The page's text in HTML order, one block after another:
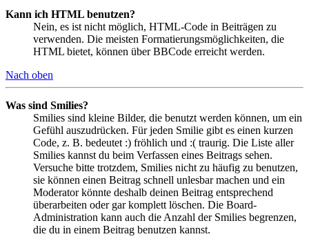
Kann ich HTML benutzen?
Nein, es ist nicht möglich, HTML-Code in Beiträgen zu
verwenden. Die meisten Formatierungsmöglichkeiten, die
HTML bietet, können über BBCode erreicht werden.
Nach oben
Was sind Smilies?
Smilies sind kleine Bilder, die benutzt werden können, um ein
Gefühl auszudrücken. Für jeden Smilie gibt es einen kurzen
Code, z. B. bedeutet :) fröhlich und :( traurig. Die Liste aller
Smilies kannst du beim Verfassen eines Beitrags sehen.
Versuche bitte trotzdem, Smilies nicht zu häufig zu benutzen,
sie können einen Beitrag schnell unlesbar machen und ein
Moderator könnte deshalb deinen Beitrag entsprechend
überarbeiten oder gar komplett löschen. Die Board-
Administration kann auch die Anzahl der Smilies begrenzen,
die du in einem Beitrag benutzen kannst.